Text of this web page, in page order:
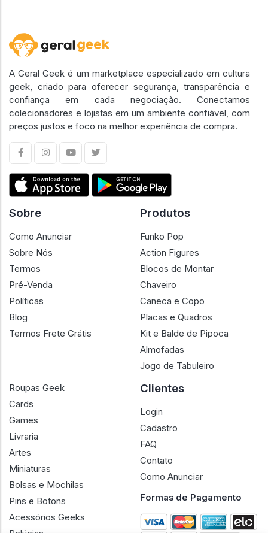
A Geral Geek é um marketplace especializado em cultura
geek, criado para oferecer segurança, transparência e
confiança em cada negociação. Conectamos
colecionadores e lojistas em um ambiente confiável, com
preços justos e foco na melhor experiência de compra.
Sobre
Como Anunciar
Sobre Nós
Termos
Pré-Venda
Políticas
Blog
Termos Frete Grátis
Produtos
Funko Pop
Action Figures
Blocos de Montar
Chaveiro
Caneca e Copo
Placas e Quadros
Kit e Balde de Pipoca
Almofadas
Jogo de Tabuleiro
Roupas Geek
Cards
Games
Livraria
Artes
Miniaturas
Bolsas e Mochilas
Pins e Botons
Acessórios Geeks
Clientes
Login
Cadastro
FAQ
Contato
Como Anunciar
Formas de Pagamento